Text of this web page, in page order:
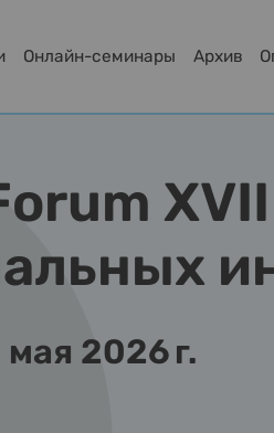
Онлайн-семинары Архив
2026 г.